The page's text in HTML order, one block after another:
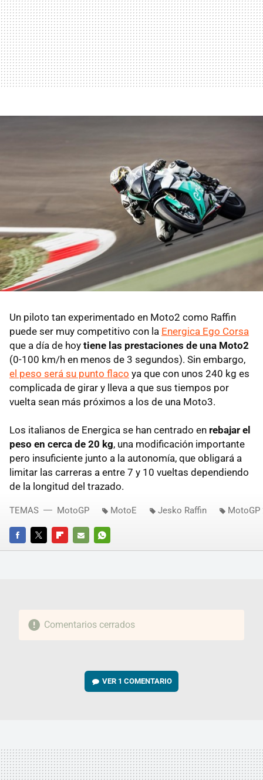
Un piloto tan experimentado en Moto2 como Raffin
puede ser muy competitivo con la Energica Ego Corsa
que a día de hoy tiene las prestaciones de una Moto2
(0-100 km/h en menos de 3 segundos). Sin embargo,
el peso será su punto flaco ya que con unos 240 kg es
complicada de girar y lleva a que sus tiempos por
vuelta sean más próximos a los de una Moto3.
Los italianos de Energica se han centrado en rebajar el
peso en cerca de 20 kg, una modificación importante
pero insuficiente junto a la autonomía, que obligará a
limitar las carreras a entre 7 y 10 vueltas dependiendo
de la longitud del trazado.
FACEBOOKTWITTERFLIPBOARD
E-
WHATSAPP
TEMAS MotoGP MotoE Jesko Raffin MotoGP
Comentarios cerrados
VER 1 COMENTARIO